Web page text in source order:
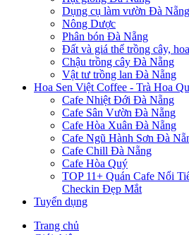
Dụng cụ làm vườn Đà Nẵng
Nông Dược
Phân bón Đà Nẵng
Đất và giá thể trồng cây, hoa
Chậu trồng cây Đà Nẵng
Vật tư trồng lan Đà Nẵng
Hoa Sen Việt Coffee - Trà Hoa
Cafe Nhiệt Đới Đà Nẵng
Cafe Sân Vườn Đà Nẵng
Cafe Hòa Xuân Đà Nẵng
Cafe Ngũ Hành Sơn Đà
Cafe Chill Đà Nẵng
Cafe Hòa Quý
TOP 11+ Quán Cafe Nổi
Checkin Đẹp Mắt
Tuyển dụng
Trang chủ